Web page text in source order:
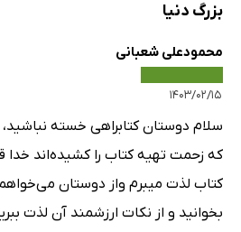
بزرگ دنیا
محمودعلی شعبانی
۱۴۰۳/۰۲/۱۵
سلام دوستان کتابراهی خسته
که زحمت تهیه کتاب را کشیده‌اند خدا
کتاب لذت میبرم واز دوستان می‌خواهم
بخوانید و از نکات ارزشمند آن لذت